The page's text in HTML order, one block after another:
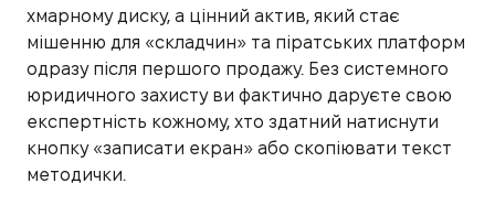
хмарному диску, а цінний актив, який стає
мішенню для «складчин» та піратських платформ
одразу після першого продажу. Без системного
юридичного захисту ви фактично даруєте свою
експертність кожному, хто здатний натиснути
кнопку «записати екран» або скопіювати текст
методички.